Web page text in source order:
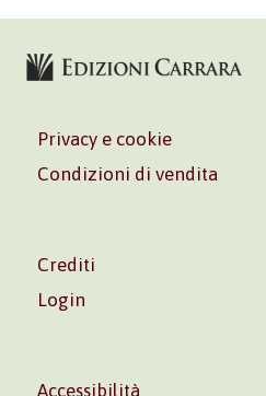
Privacy e cookie
Condizioni di vendita
Crediti
Login
Accessibilità